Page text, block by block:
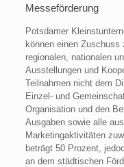
Messeförderung
Potsdamer
können einen
regionalen, nationalen
Ausstellungen und
Teilnahmen nicht dem
Einzel- und
Organisation und den
Ausgaben sowie alle
Marketingaktivitäten
beträgt 50 Prozent,
an dem städtischen